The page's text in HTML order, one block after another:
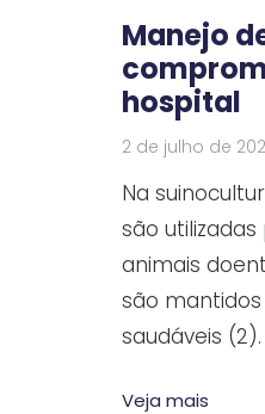
Manejo
hospital
2 de julho de
Na
são
animais
são
saudáveis
Veja mais